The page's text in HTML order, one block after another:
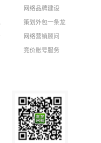
网络品牌建设
策划外包一条龙
网络营销顾问
竞价账号服务